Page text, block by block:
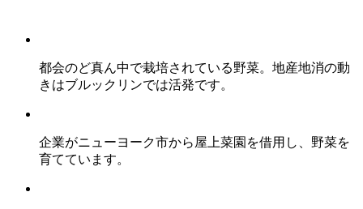
都会のど真ん中で栽培されている野菜。地産地消の動
きはブルックリンでは活発です。
企業がニューヨーク市から屋上菜園を借用し、野菜を
育てています。